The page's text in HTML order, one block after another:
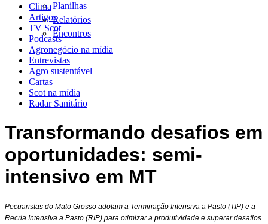
Planilhas
Relatórios
Encontros
Clima
Artigos
TV Scot
Podcasts
Agronegócio na mídia
Entrevistas
Agro sustentável
Cartas
Scot na mídia
Radar Sanitário
Transformando desafios em
oportunidades: semi-
intensivo em MT
Pecuaristas do Mato Grosso adotam a Terminação Intensiva a Pasto (TIP) e a
Recria Intensiva a Pasto (RIP) para otimizar a produtividade e superar desafios